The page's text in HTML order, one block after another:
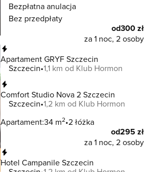
Bezpłatna anulacja
Bez przedpłaty
od300 zł
za 1 noc, 2 osoby
Apartament GRYF Szczecin
Szczecin 1,1 km od Klub Hormon
Comfort Studio Nova 2 Szczecin
Szczecin 1,2 km od Klub Hormon
Apartament:34 m2 2 łóżka
od295 zł
za 1 noc, 2 osoby
Hotel Campanile Szczecin